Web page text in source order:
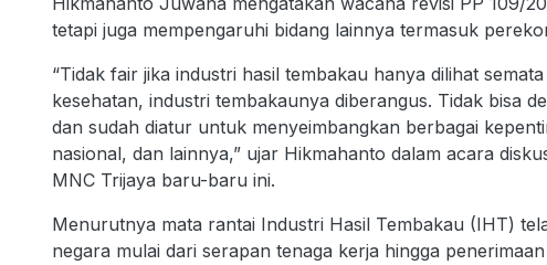
tetapi juga mempengaruhi bidang lainnya termasuk
“Tidak fair jika industri hasil tembakau hanya dilihat
kesehatan, industri tembakaunya diberangus. Tidak bisa
dan sudah diatur untuk menyeimbangkan berbagai
nasional, dan lainnya,” ujar Hikmahanto dalam acara
MNC Trijaya baru-baru ini.
Menurutnya mata rantai Industri Hasil Tembakau (IHT)
negara mulai dari serapan tenaga kerja hingga